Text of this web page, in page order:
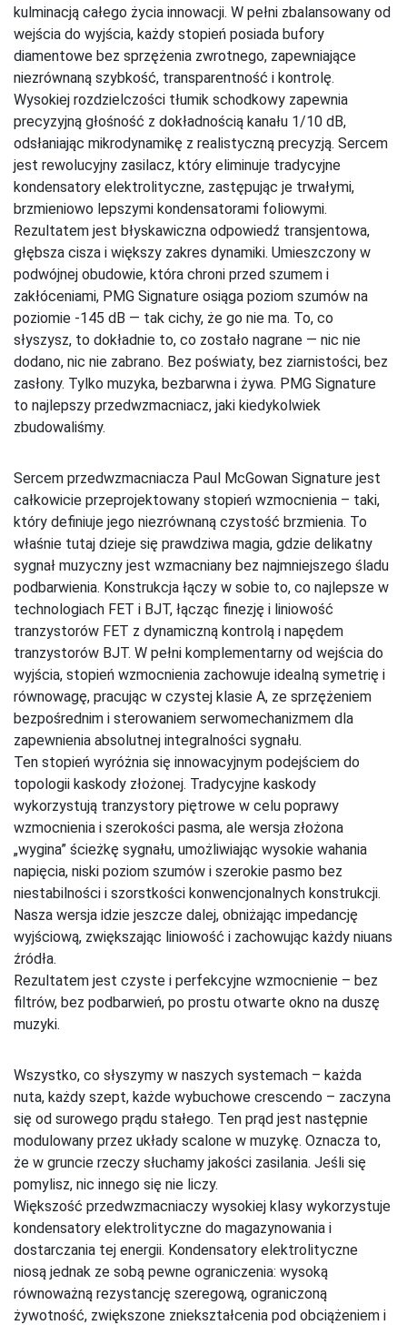
kulminacją całego życia innowacji. W pełni zbalansowany od
wejścia do wyjścia, każdy stopień posiada bufory
diamentowe bez sprzężenia zwrotnego, zapewniające
niezrównaną szybkość, transparentność i kontrolę.
Wysokiej rozdzielczości tłumik schodkowy zapewnia
precyzyjną głośność z dokładnością kanału 1/10 dB,
odsłaniając mikrodynamikę z realistyczną precyzją. Sercem
jest rewolucyjny zasilacz, który eliminuje tradycyjne
kondensatory elektrolityczne, zastępując je trwałymi,
brzmieniowo lepszymi kondensatorami foliowymi.
Rezultatem jest błyskawiczna odpowiedź transjentowa,
głębsza cisza i większy zakres dynamiki. Umieszczony w
podwójnej obudowie, która chroni przed szumem i
zakłóceniami, PMG Signature osiąga poziom szumów na
poziomie -145 dB — tak cichy, że go nie ma. To, co
słyszysz, to dokładnie to, co zostało nagrane — nic nie
dodano, nic nie zabrano. Bez poświaty, bez ziarnistości, bez
zasłony. Tylko muzyka, bezbarwna i żywa. PMG Signature
to najlepszy przedwzmacniacz, jaki kiedykolwiek
zbudowaliśmy.
Sercem przedwzmacniacza Paul McGowan Signature jest
całkowicie przeprojektowany stopień wzmocnienia – taki,
który definiuje jego niezrównaną czystość brzmienia. To
właśnie tutaj dzieje się prawdziwa magia, gdzie delikatny
sygnał muzyczny jest wzmacniany bez najmniejszego śladu
podbarwienia. Konstrukcja łączy w sobie to, co najlepsze w
technologiach FET i BJT, łącząc finezję i liniowość
tranzystorów FET z dynamiczną kontrolą i napędem
tranzystorów BJT. W pełni komplementarny od wejścia do
wyjścia, stopień wzmocnienia zachowuje idealną symetrię i
równowagę, pracując w czystej klasie A, ze sprzężeniem
bezpośrednim i sterowaniem serwomechanizmem dla
zapewnienia absolutnej integralności sygnału.
Ten stopień wyróżnia się innowacyjnym podejściem do
topologii kaskody złożonej. Tradycyjne kaskody
wykorzystują tranzystory piętrowe w celu poprawy
wzmocnienia i szerokości pasma, ale wersja złożona
„wygina” ścieżkę sygnału, umożliwiając wysokie wahania
napięcia, niski poziom szumów i szerokie pasmo bez
niestabilności i szorstkości konwencjonalnych konstrukcji.
Nasza wersja idzie jeszcze dalej, obniżając impedancję
wyjściową, zwiększając liniowość i zachowując każdy niuans
źródła.
Rezultatem jest czyste i perfekcyjne wzmocnienie – bez
filtrów, bez podbarwień, po prostu otwarte okno na duszę
muzyki.
Wszystko, co słyszymy w naszych systemach – każda
nuta, każdy szept, każde wybuchowe crescendo – zaczyna
się od surowego prądu stałego. Ten prąd jest następnie
modulowany przez układy scalone w muzykę. Oznacza to,
że w gruncie rzeczy słuchamy jakości zasilania. Jeśli się
pomylisz, nic innego się nie liczy.
Większość przedwzmacniaczy wysokiej klasy wykorzystuje
kondensatory elektrolityczne do magazynowania i
dostarczania tej energii. Kondensatory elektrolityczne
niosą jednak ze sobą pewne ograniczenia: wysoką
równoważną rezystancję szeregową, ograniczoną
żywotność, zwiększone zniekształcenia pod obciążeniem i